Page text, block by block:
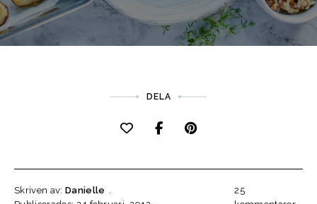
DELA
Skriven av: Danielle
25